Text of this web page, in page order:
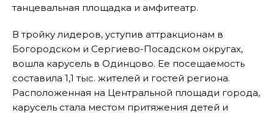
танцевальная площадка и амфитеатр.
В тройку лидеров, уступив аттракционам в
Богородском и Сергиево-Посадском округах,
вошла карусель в Одинцово. Ее посещаемость
составила 1,1 тыс. жителей и гостей региона.
Расположенная на Центральной площади города,
карусель стала местом притяжения детей и